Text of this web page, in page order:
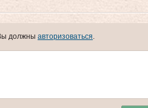
должны авторизоваться